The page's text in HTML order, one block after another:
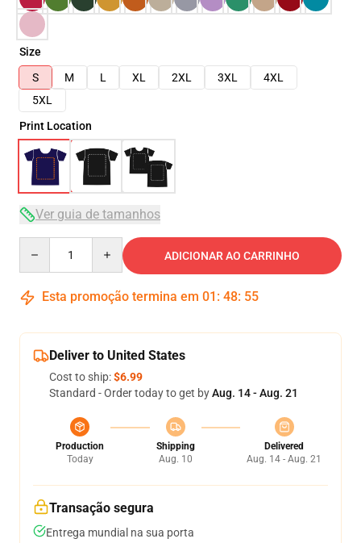
Size
S
M L XL 2XL 3XL
4XL
5XL
Print Location
Ver guia de tamanhos
ADICIONAR AO CARRINHO
Esta promoção termina em 01 : 48: 54
Deliver to United States
Cost to ship:$6.99
Standard - Order today to get byAug. 14 - Aug. 21
Production
Today
Shipping
Aug. 10
Delivered
Aug. 14 - Aug. 21
Transação segura
Entrega mundial na sua porta